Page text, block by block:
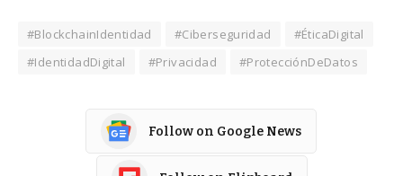
#BlockchainIdentidad #Ciberseguridad
#ÉticaDigital
#IdentidadDigital
#Privacidad #ProtecciónDeDatos
Follow on Google News